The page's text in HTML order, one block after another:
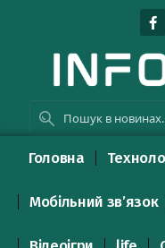
Головна
Мобільний зв’язок